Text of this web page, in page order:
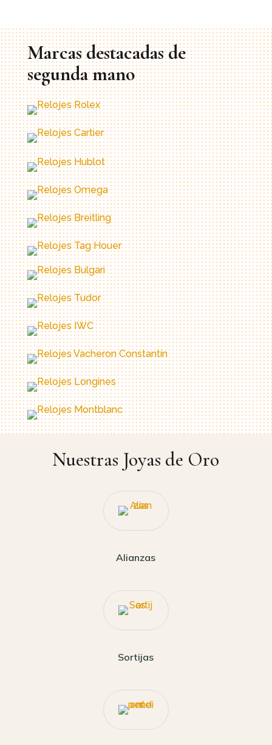
Marcas destacadas de
segunda mano
Nuestras Joyas de Oro
Alianzas
Sortijas